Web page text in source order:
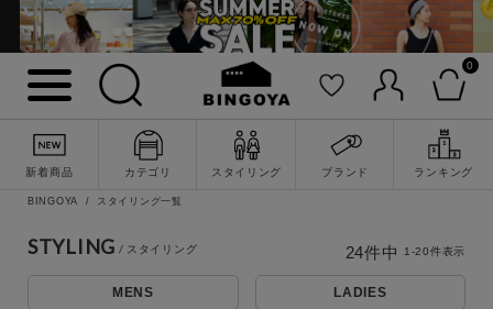
0
新着商品 カテゴリ スタイリング ブランド ランキング
BINGOYA スタイリング一覧
STYLING
MENS LADIES
24件中 1-20件表示